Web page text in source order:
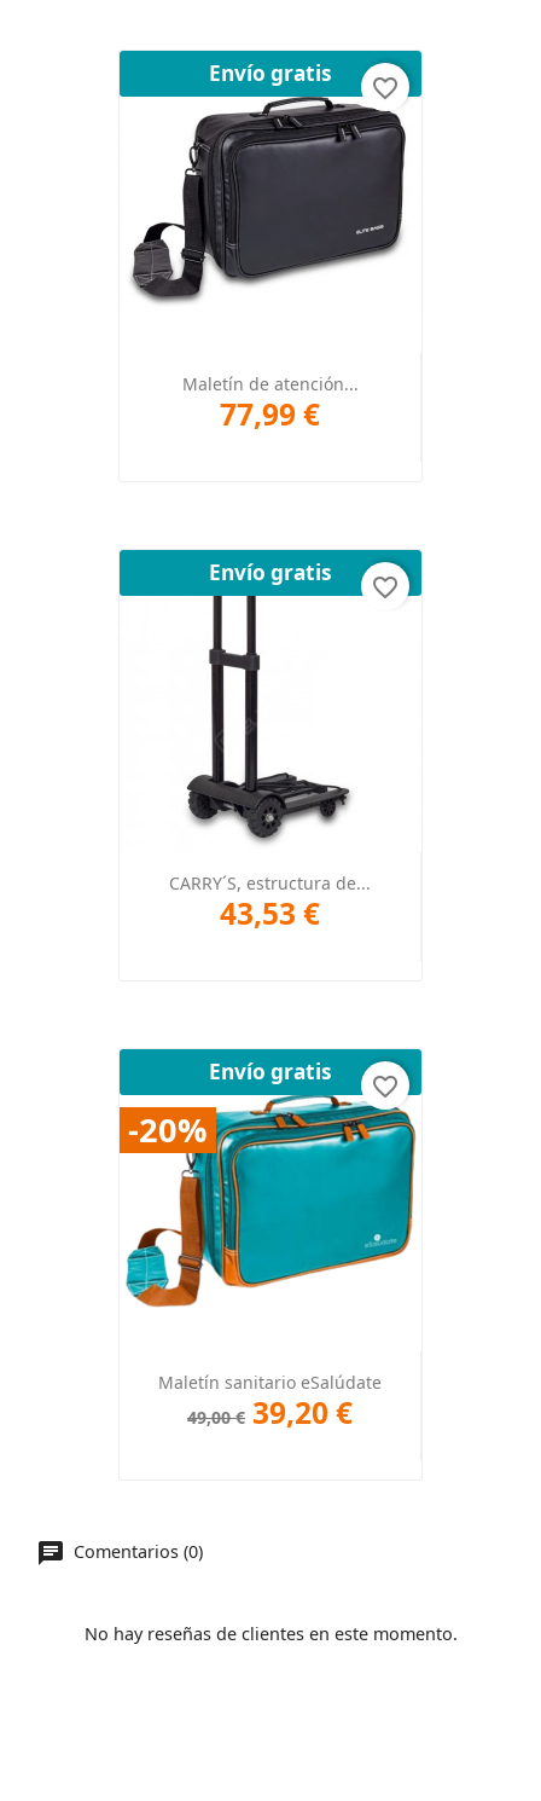
Maletín de atención...
77,99 €
Envío gratis
favorite_border
CARRY´S, estructura de...
43,53 €
Envío gratis
favorite_border
Maletín sanitario eSalúdate
49,00 € 39,20 €
Envío gratis
-20%
favorite_border
Comentarios (0)
No hay reseñas de clientes en este momento.